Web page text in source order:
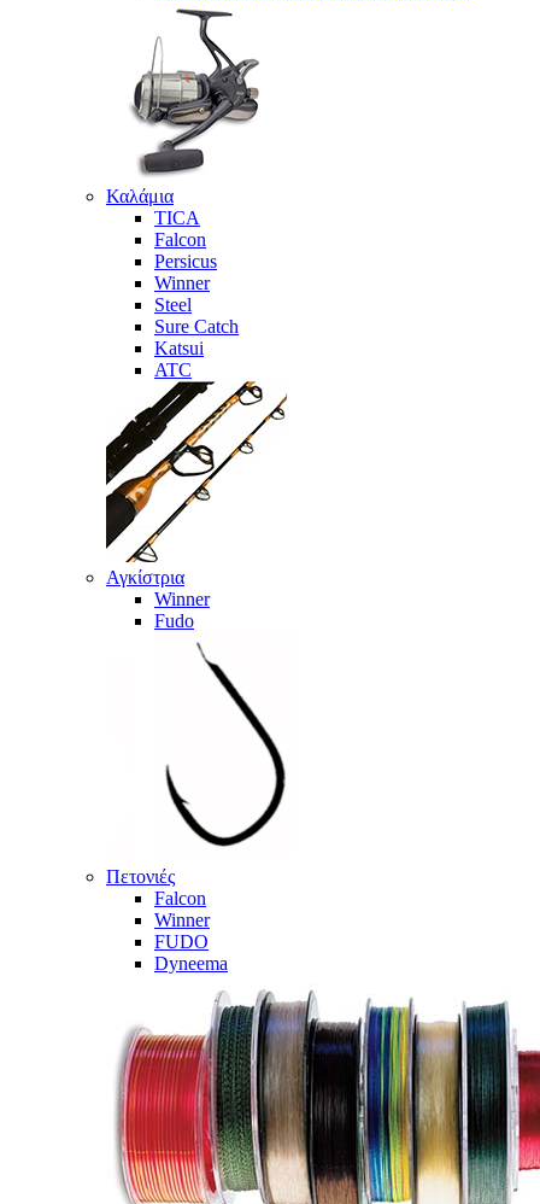
Καλάμια
TICA
Falcon
Persicus
Winner
Steel
Sure Catch
Katsui
ATC
Αγκίστρια
Winner
Fudo
Πετονιές
Falcon
Winner
FUDO
Dyneema